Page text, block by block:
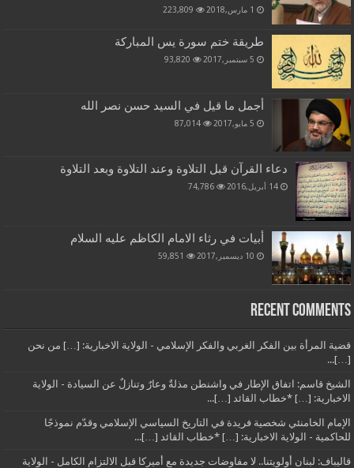
1 مارس,2018 223,809
طريقة ختم سورة يس المباركة
5 سبتمبر,2017 93,820
أجمل ما قيل في السيد حسن نصر الله
5 مايو,2017 87,014
دعاء القرآن قبل التلاوة وعند التلاوة وبعد التلاوة
14 أبريل,2016 74,786
أبيات في رثاء الامام الكاظم عليه السلام
10 ديسمبر,2017 59,851
Recent Comments
قضية المرأة بين الفكر الغربي والفكر الإسلامي - الولاية الاخبارية: […] من نحن
[…]...
الشيخ قاسم: اتفاق الإطار في واشنطن مذلةٌ وعارٌ وتنازلٌ عن السيادة - الولاية
الاخبارية: […] *خطاب القائد […]...
الإمام الخامنئي شخصية فريدة في التاريخ السياسي الإسلامي وقدّم نموذجًا
للحاكمية - الولاية الاخبارية: […] *خطاب القائد […]...
قاليباف: لبنان أولويتنا.. لا مفاوضات جديدة مع أميركا قبل الالتزام الكامل - الولاية